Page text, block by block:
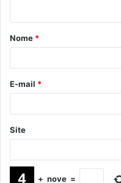
Nome *
E-mail *
Site
+ nove =